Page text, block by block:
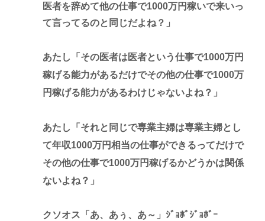
医者を辞めて他の仕事で1000万円稼いで来いっ
て言ってるのと同じだよね？」
あたし「その医者は医者という仕事で1000万円
稼げる能力があるだけでその他の仕事で1000万
円稼げる能力があるわけじゃないよね？」
あたし「それと同じで専業主婦は専業主婦とし
て年収1000万円相当の仕事ができるってだけで
その他の仕事で1000万円稼げるかどうかは関係
ないよね？」
クソオス「あ、あぅ、あ～」ｼﾞｮﾎﾞｼﾞｮﾎﾞｰ